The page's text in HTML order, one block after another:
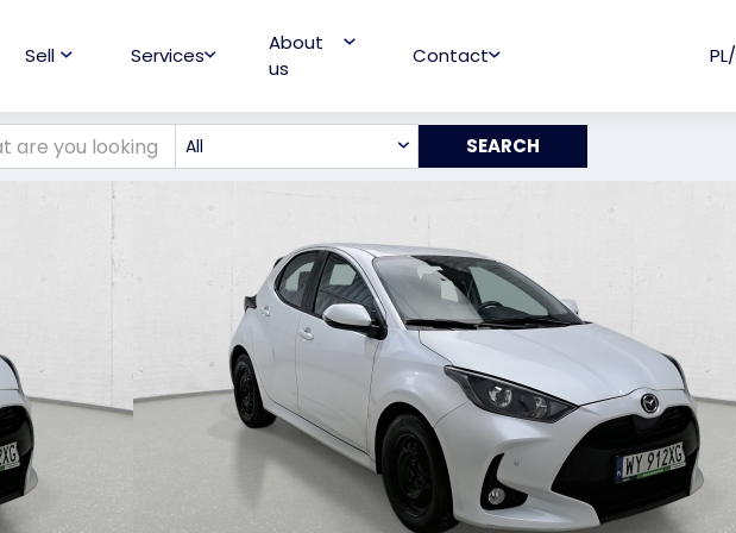
Sell Services
About
us
Contact PL/
All